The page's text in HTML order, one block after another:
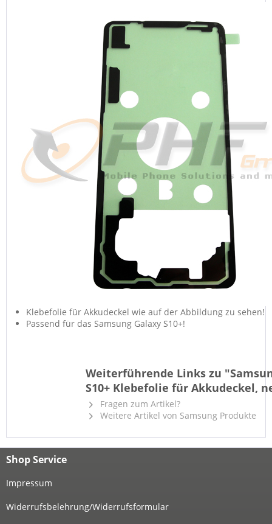
Klebefolie für Akkudeckel wie auf der Abbildung zu sehen!
Passend für das Samsung Galaxy S10+!
Weiterführende Links zu
S10+ Klebefolie für Akkudeckel,
Fragen zum Artikel?
Weitere Artikel von Samsung Produkte
Shop Service
Impressum
Widerrufsbelehrung/Widerrufsformular